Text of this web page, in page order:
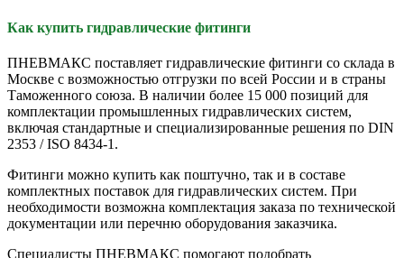
Как купить гидравлические фитинги
ПНЕВМАКС поставляет гидравлические фитинги со склада в
Москве с возможностью отгрузки по всей России и в страны
Таможенного союза. В наличии более 15 000 позиций для
комплектации промышленных гидравлических систем,
включая стандартные и специализированные решения по DIN
2353 / ISO 8434-1.
Фитинги можно купить как поштучно, так и в составе
комплектных поставок для гидравлических систем. При
необходимости возможна комплектация заказа по технической
документации или перечню оборудования заказчика.
Специалисты ПНЕВМАКС помогают подобрать